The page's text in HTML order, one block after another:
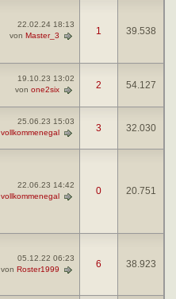
22.02.24 18:13
von Master_3 1 39.538
19.10.23 13:02
von one2six 2 54.127
25.06.23 15:03
vollkommenegal 3 32.030
22.06.23 14:42
vollkommenegal 0 20.751
05.12.22 06:23
von Roster1999 6 38.923